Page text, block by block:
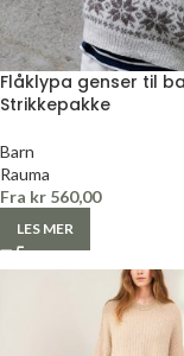
Flåklypa genser til
Strikkepakke
Barn
Rauma
Fra kr 560,00
LES MER